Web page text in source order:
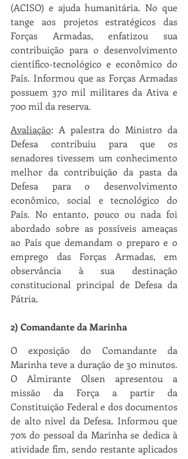
(ACISO) e ajuda humanitária. No que
tange aos projetos estratégicos das
Forças Armadas, enfatizou sua
contribuição para o desenvolvimento
científico-tecnológico e econômico do
País. Informou que as Forças Armadas
possuem 370 mil militares da Ativa e
700 mil da reserva.
Avaliação: A palestra do Ministro da
Defesa contribuiu para que os
senadores tivessem um conhecimento
melhor da contribuição da pasta da
Defesa para o desenvolvimento
econômico, social e tecnológico do
País. No entanto, pouco ou nada foi
abordado sobre as possíveis ameaças
ao País que demandam o preparo e o
emprego das Forças Armadas, em
observância à sua destinação
constitucional principal de Defesa da
Pátria.
2) Comandante da Marinha
O exposição do Comandante da
Marinha teve a duração de 30 minutos.
O Almirante Olsen apresentou a
missão da Força a partir da
Constituição Federal e dos documentos
de alto nível da Defesa. Informou que
70% do pessoal da Marinha se dedica à
atividade fim, sendo restante aplicados